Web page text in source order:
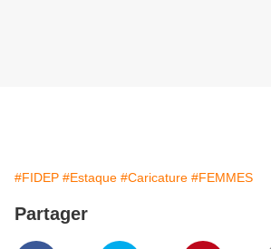
#FIDEP #Estaque #Caricature #FEMMES
Partager